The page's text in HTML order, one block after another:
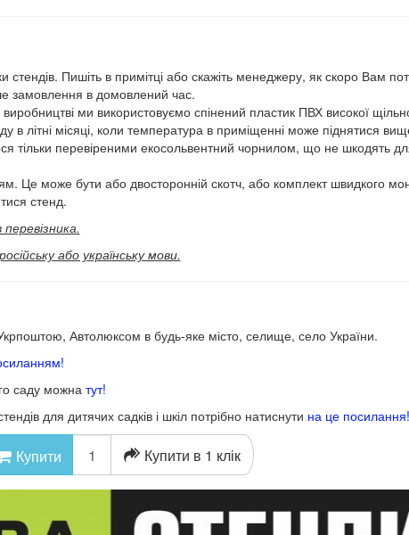
стендів. Пишіть в примітці або скажіть менеджеру, як скоро Вам
замовлення в домовлений час.
ми використовуємо спінений пластик ПВХ високої
в літні місяці, коли температура в приміщенні може піднятися
тільки перевіреними екосольвентний чорнилом, що не шкодять
Це може бути або двосторонній скотч, або комплект швидкого
стенд.
або українську мови.
Автолюксом в будь-яке місто, селище, село України.
саду можна тут!
для дитячих садків і шкіл потрібно натиснути на це посилання!
Купити Купити в 1 клік